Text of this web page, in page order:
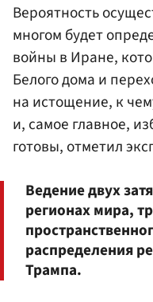
Вероятность
многом будет
войны в Иране,
Белого дома и
на истощение, к
и, самое главное,
готовы, отметил
Ведение двух
регионах мира,
распределения
Трампа.